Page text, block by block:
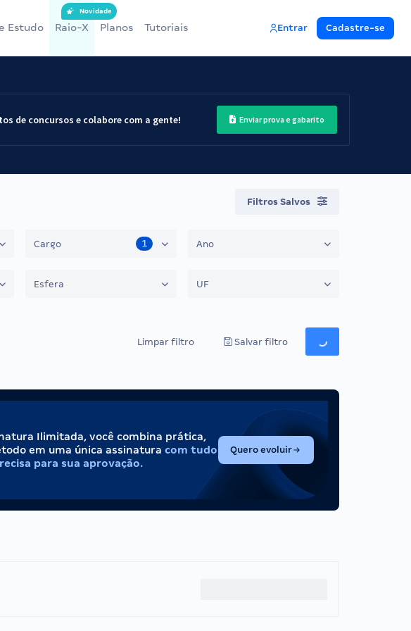
Estudo Raio-X
Novidade
Planos Tutoriais Entrar Cadastre-se
de concursos e colabore com a gente! Enviar prova e gabarito
Filtros Salvos
Cargo 1 Ano
Esfera UF
Limpar filtro Salvar filtro
Ilimitada, você combina prática,
em uma única assinatura com tudo
para sua aprovação.
Quero evoluir(abre em nova aba)